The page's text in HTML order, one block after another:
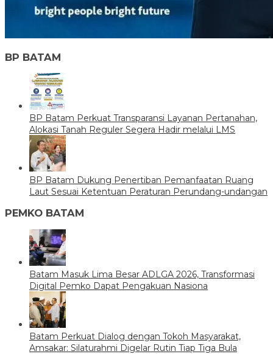
BP BATAM
BP Batam Perkuat Transparansi Layanan Pertanahan,
Alokasi Tanah Reguler Segera Hadir melalui LMS
BP Batam Dukung Penertiban Pemanfaatan Ruang
Laut Sesuai Ketentuan Peraturan Perundang-undangan
PEMKO BATAM
Batam Masuk Lima Besar ADLGA 2026, Transformasi
Digital Pemko Dapat Pengakuan Nasiona
Batam Perkuat Dialog dengan Tokoh Masyarakat,
Amsakar: Silaturahmi Digelar Rutin Tiap Tiga Bula